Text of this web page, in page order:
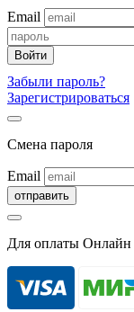
Email
Забыли пароль?
Зарегистрироваться
Смена пароля
Email
Для оплаты Онлайн